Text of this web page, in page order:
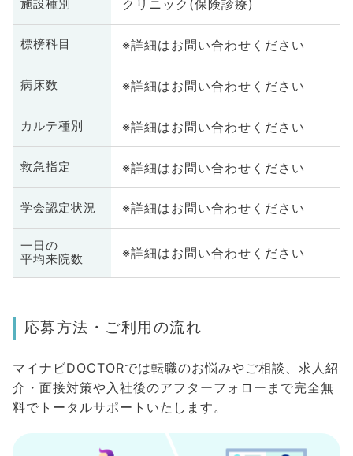
施設種別 クリニック(保険診療)
標榜科目 ※詳細はお問い合わせください
病床数 ※詳細はお問い合わせください
カルテ種別 ※詳細はお問い合わせください
救急指定 ※詳細はお問い合わせください
学会認定状況 ※詳細はお問い合わせください
一日の
平均来院数
※詳細はお問い合わせください
応募方法・ご利用の流れ
マイナビDOCTORでは転職のお悩みやご相談、求人紹
介・面接対策や入社後のアフターフォローまで完全無
料でトータルサポートいたします。